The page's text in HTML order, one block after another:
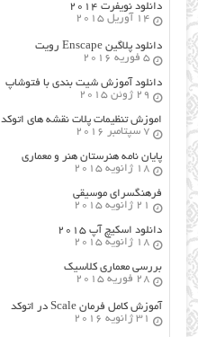
دانلود نویفرت ۲۰۱۴
14 آوریل 2015
دانلود پلاگین Enscape رویت
5 فوریه 2016
دانلود آموزش شیت بندی با فتوشاپ
29 ژوئن 2015
اموزش تنظیمات پلات نقشه های اتوکد
7 سپتامبر 2016
پایان نامه هنرستان هنر و معماري
18 ژانویه 2015
فرهنگسراي موسيقي
21 ژانویه 2015
دانلود اسکیچ آپ ۲۰۱۵
18 ژانویه 2015
بررسی معماری کلاسیک
28 فوریه 2015
آموزش کامل فرمان Scale در اتوکد
31 ژانویه 2016